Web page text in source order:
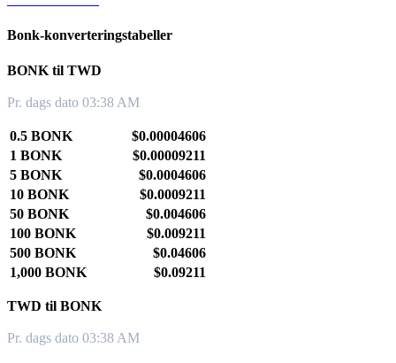
Bonk-konverteringstabeller
BONK til TWD
Pr. dags dato 03:38 AM
0.5 BONK
$0.00004606
1 BONK
$0.00009211
5 BONK
$0.0004606
10 BONK
$0.0009211
50 BONK
$0.004606
100 BONK
$0.009211
500 BONK
$0.04606
1,000 BONK
$0.09211
TWD til BONK
Pr. dags dato 03:38 AM